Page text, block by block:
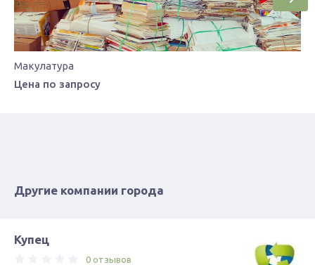
Макулатура
Цена по запросу
Другие компании города
Купец
0 отзывов